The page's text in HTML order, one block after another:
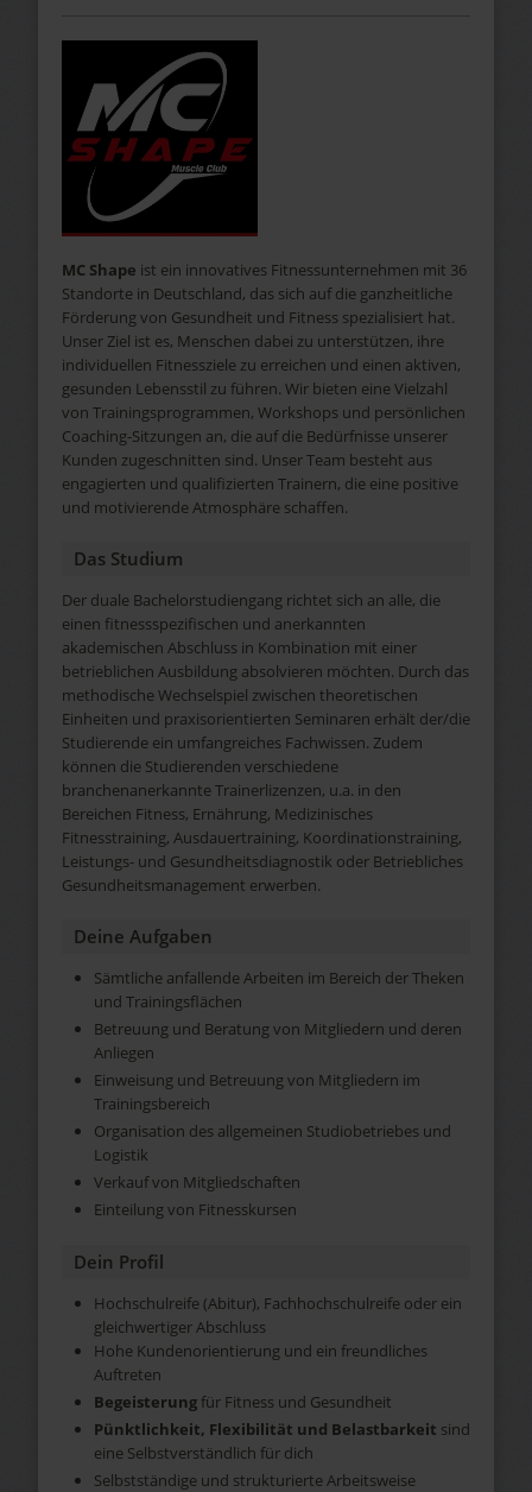
MC Shape ist ein innovatives Fitnessunternehmen mit 36
Standorte in Deutschland, das sich auf die ganzheitliche
Förderung von Gesundheit und Fitness spezialisiert hat.
Unser Ziel ist es, Menschen dabei zu unterstützen, ihre
individuellen Fitnessziele zu erreichen und einen aktiven,
gesunden Lebensstil zu führen. Wir bieten eine Vielzahl
von Trainingsprogrammen, Workshops und persönlichen
Coaching-Sitzungen an, die auf die Bedürfnisse unserer
Kunden zugeschnitten sind. Unser Team besteht aus
engagierten und qualifizierten Trainern, die eine positive
und motivierende Atmosphäre schaffen.
Das Studium
Der duale Bachelorstudiengang richtet sich an alle, die
einen fitnessspezifischen und anerkannten
akademischen Abschluss in Kombination mit einer
betrieblichen Ausbildung absolvieren möchten. Durch das
methodische Wechselspiel zwischen theoretischen
Einheiten und praxisorientierten Seminaren erhält der/die
Studierende ein umfangreiches Fachwissen. Zudem
können die Studierenden verschiedene
branchenanerkannte Trainerlizenzen, u.a. in den
Bereichen Fitness, Ernährung, Medizinisches
Fitnesstraining, Ausdauertraining, Koordinationstraining,
Leistungs- und Gesundheitsdiagnostik oder Betriebliches
Gesundheitsmanagement erwerben.
Deine Aufgaben
Sämtliche anfallende Arbeiten im Bereich der Theken
und Trainingsflächen
Betreuung und Beratung von Mitgliedern und deren
Anliegen
Einweisung und Betreuung von Mitgliedern im
Trainingsbereich
Organisation des allgemeinen Studiobetriebes und
Logistik
Verkauf von Mitgliedschaften
Einteilung von Fitnesskursen
Dein Profil
Hochschulreife (Abitur), Fachhochschulreife oder ein
gleichwertiger Abschluss
Hohe Kundenorientierung und ein freundliches
Auftreten
Begeisterungfür Fitness und Gesundheit
Pünktlichkeit, Flexibilität und Belastbarkeit sind
eine Selbstverständlich für dich
Selbstständige und strukturierte Arbeitsweise